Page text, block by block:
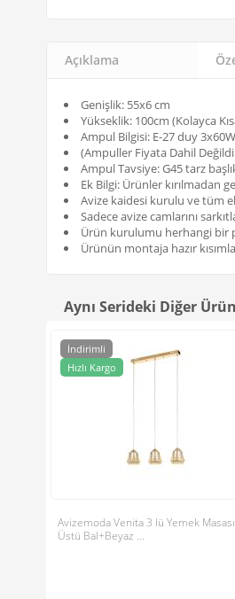
Açıklama
Genişlik: 55x6 cm
Yükseklik: 100cm (Kolayca
Ampul Bilgisi: E-27 duy
(Ampuller Fiyata Dahil
Ampul Tavsiye: G45 tarz
Ek Bilgi: Ürünler kırılmadan
Avize kaidesi kurulu ve tüm
Sadece avize camlarını
Ürün kurulumu herhangi bir
Ürünün montaja hazır
Aynı Serideki Diğer
İndirimli
Hızlı Kargo
Avizemoda Venita 3 lü Yemek Masası
Üstü Bal+Beyaz ...